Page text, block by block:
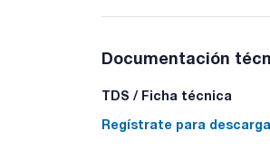
Documentación
TDS / Ficha técnica
Regístrate para